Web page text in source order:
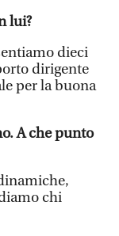
lui?
dieci
dirigente
per la buona
A che punto
chi